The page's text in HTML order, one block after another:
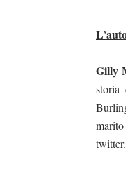
Gilly
storia
twitter.